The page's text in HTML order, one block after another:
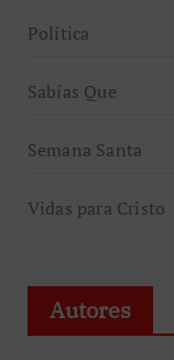
Política
Sabías Que
Semana Santa
Vidas para Cristo
Autores